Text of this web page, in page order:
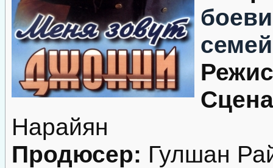
Нарайян
Продюсер: Гулшан